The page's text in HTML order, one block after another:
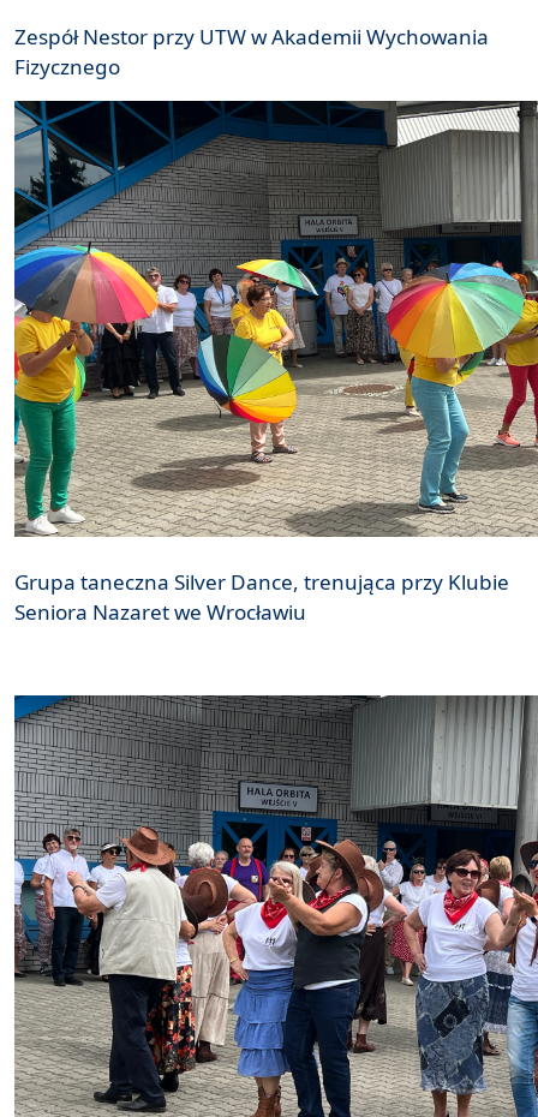
Zespół Nestor przy UTW w Akademii Wychowania
Fizycznego
Grupa taneczna Silver Dance, trenująca przy Klubie
Seniora Nazaret we Wrocławiu